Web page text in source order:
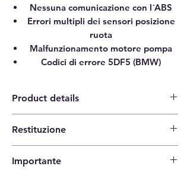
Nessuna comunicazione con l´ABS
Errori multipli dei sensori posizione
ruota
Malfunzionamento motore pompa
Codici di errore 5DF5 (BMW)
Product details
Restituzione
L'acquirente paga le spese di spedizione
Importante